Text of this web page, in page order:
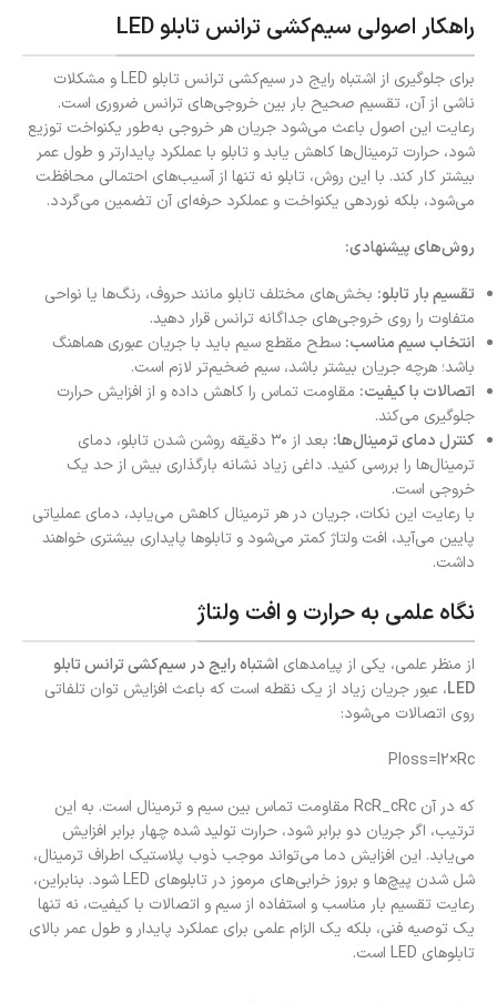
راهکار اصولی سیم‌کشی ترانس تابلو LED
برای جلوگیری از اشتباه رایج در سیم‌کشی ترانس تابلو LED و مشکلات
ناشی از آن، تقسیم صحیح بار بین خروجی‌های ترانس ضروری است.
رعایت این اصول باعث می‌شود جریان هر خروجی به‌طور یکنواخت توزیع
شود، حرارت ترمینال‌ها کاهش یابد و تابلو با عملکرد پایدارتر و طول عمر
بیشتر کار کند. با این روش، تابلو نه تنها از آسیب‌های احتمالی محافظت
می‌شود، بلکه نوردهی یکنواخت و عملکرد حرفه‌ای آن تضمین می‌گردد.
روش‌های پیشنهادی:
تقسیم بار تابلو: بخش‌های مختلف تابلو مانند حروف، رنگ‌ها یا نواحی
متفاوت را روی خروجی‌های جداگانه ترانس قرار دهید.
انتخاب سیم مناسب: سطح مقطع سیم باید با جریان عبوری هماهنگ
باشد؛ هرچه جریان بیشتر باشد، سیم ضخیم‌تر لازم است.
اتصالات با کیفیت: مقاومت تماس را کاهش داده و از افزایش حرارت
جلوگیری می‌کند.
کنترل دمای ترمینال‌ها:
بعد از ۳۰ دقیقه روشن شدن تابلو، دمای
ترمینال‌ها را بررسی کنید. داغی زیاد نشانه بارگذاری بیش از حد یک
خروجی است.
با رعایت این نکات، جریان در هر ترمینال کاهش می‌یابد، دمای عملیاتی
پایین می‌آید، افت ولتاژ کمتر می‌شود و تابلوها پایداری بیشتری خواهند
داشت.
نگاه علمی به حرارت و افت ولتاژ
از منظر علمی، یکی از پیامدهای اشتباه رایج در سیم‌کشی ترانس تابلو
LED، عبور جریان زیاد از یک نقطه است که باعث افزایش توان تلفاتی
روی اتصالات می‌شود:
Ploss​=I2×Rc​ ​
که در آن
RcR_cRc
مقاومت تماس بین سیم و ترمینال است. به این
ترتیب، اگر جریان دو برابر شود، حرارت تولید شده چهار برابر افزایش
می‌یابد. این افزایش دما می‌تواند موجب ذوب پلاستیک اطراف ترمینال،
شل شدن پیچ‌ها و بروز خرابی‌های مرموز در تابلوهای LED شود. بنابراین،
رعایت تقسیم بار مناسب و استفاده از سیم و اتصالات با کیفیت، نه تنها
یک توصیه فنی، بلکه یک الزام علمی برای عملکرد پایدار و طول عمر بالای
تابلوهای LED است.